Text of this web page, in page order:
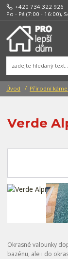
+420 734 322 926
Po - Pá (7:00 - 16:00),
Úvod Přírodní
Verde
Okrasné valounky
bazénu, ale i do